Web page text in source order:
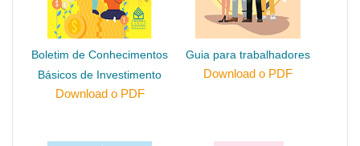
Boletim de Conhecimentos
Básicos de Investimento
Download o PDF
Guia para trabalhadores
Download o PDF